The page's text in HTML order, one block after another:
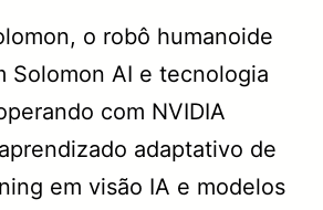
o robô humanoide
Solomon AI e tecnologia
com NVIDIA
adaptativo de
em visão IA e modelos